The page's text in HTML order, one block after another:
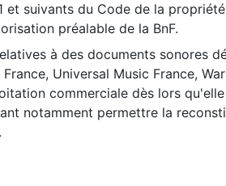
et suivants du Code de la
préalable de la BnF.
à des documents sonores
Universal Music France,
commerciale dès lors
notamment permettre la